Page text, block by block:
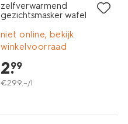
zelfverwarmend
gezichtsmasker wafel
niet online, bekijk
winkelvoorraad
2.
99
€299.–/l